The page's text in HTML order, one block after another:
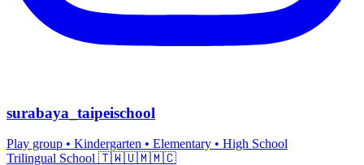
surabaya_taipeischool
Play group • Kindergarten • Elementary • High School
Trilingual School 🇹🇼🇺🇲🇲🇨